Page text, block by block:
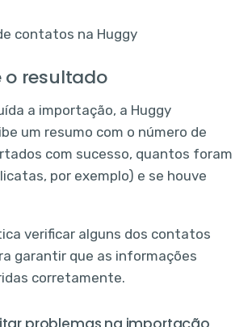
o resultado
a importação, a Huggy
um resumo com o número de
com sucesso, quantos foram
por exemplo) e se houve
verificar alguns dos contatos
garantir que as informações
corretamente.